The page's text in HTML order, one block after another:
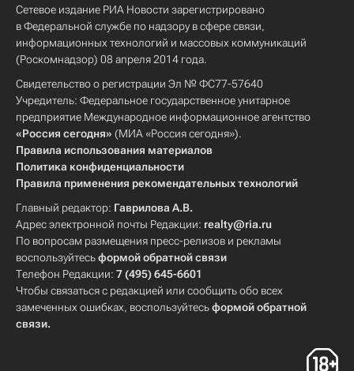
Сетевое издание РИА Новости зарегистрировано
в Федеральной службе по надзору в сфере связи,
информационных технологий и массовых коммуникаций
(Роскомнадзор) 08 апреля 2014 года.
Свидетельство о регистрации Эл № ФС77-57640
Учредитель: Федеральное государственное унитарное
предприятие Международное информационное агентство
«Россия сегодня» (МИА «Россия сегодня»).
Правила использования материалов
Политика конфиденциальности
Правила применения рекомендательных технологий
Главный редактор: Гаврилова А.В.
Адрес электронной почты Редакции: realty@ria.ru
По вопросам размещения пресс-релизов и рекламы
воспользуйтесьформой обратной связи
Телефон Редакции: 7 (495) 645-6601
Чтобы связаться с редакцией или сообщить обо всех
замеченных ошибках, воспользуйтесьформой обратной
связи.